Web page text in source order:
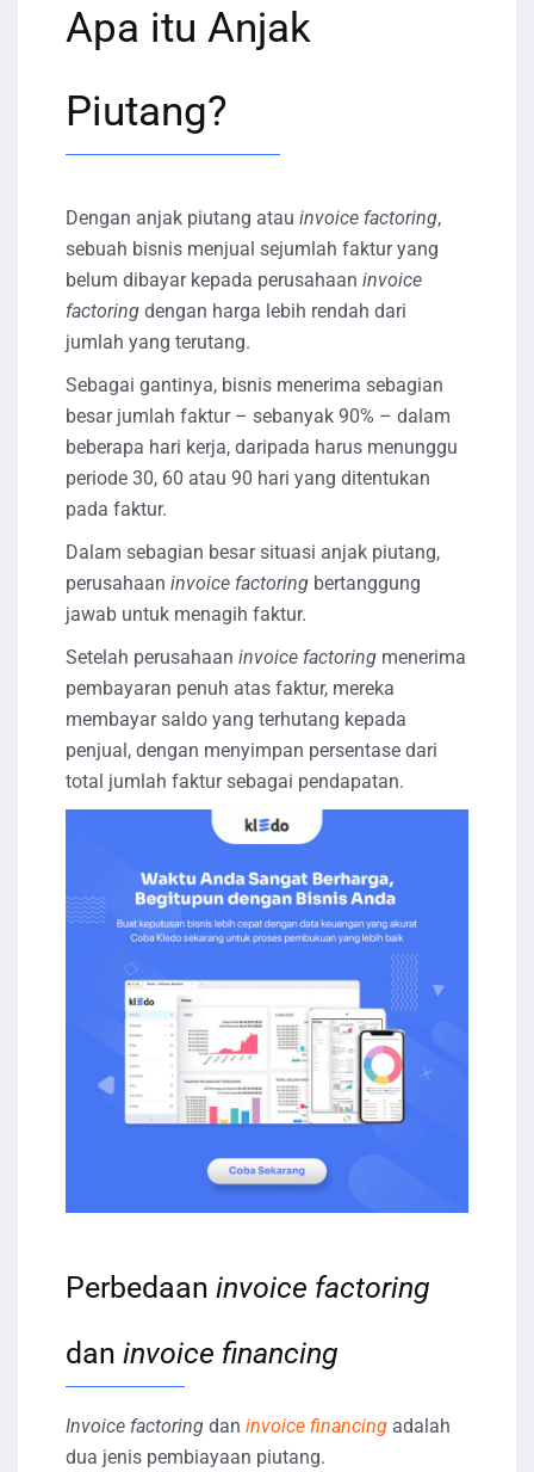
Apa itu Anjak
Piutang?
Dengan anjak piutang atau invoice factoring,
sebuah bisnis menjual sejumlah faktur yang
belum dibayar kepada perusahaan invoice
factoring dengan harga lebih rendah dari
jumlah yang terutang.
Sebagai gantinya, bisnis menerima sebagian
besar jumlah faktur – sebanyak 90% – dalam
beberapa hari kerja, daripada harus menunggu
periode 30, 60 atau 90 hari yang ditentukan
pada faktur.
Dalam sebagian besar situasi anjak piutang,
perusahaan invoice factoring bertanggung
jawab untuk menagih faktur.
Setelah perusahaan invoice factoring menerima
pembayaran penuh atas faktur, mereka
membayar saldo yang terhutang kepada
penjual, dengan menyimpan persentase dari
total jumlah faktur sebagai pendapatan.
Perbedaan invoice factoring
dan invoice financing
Invoice factoring dan invoice financing adalah
dua jenis pembiayaan piutang.